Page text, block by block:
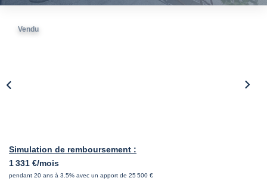
Vendu
Simulation de remboursement :
1 331 €/mois
pendant 20 ans à 3.5% avec un apport de 25 500 €